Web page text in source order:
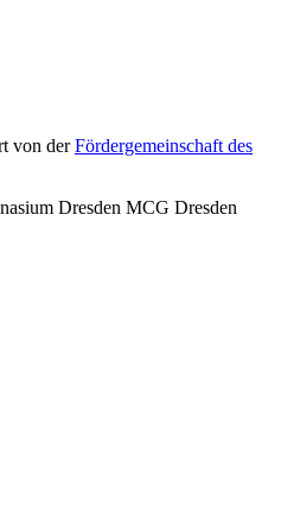
von derFördergemeinschaft des
Dresden MCG Dresden